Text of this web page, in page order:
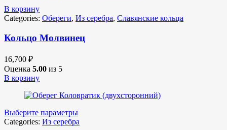
В корзину
Categories: Обереги, Из серебра, Славянские кольца
Кольцо Молвинец
16,700 ₽
Оценка 5.00 из 5
В корзину
Выберите параметры
Categories: Из серебра